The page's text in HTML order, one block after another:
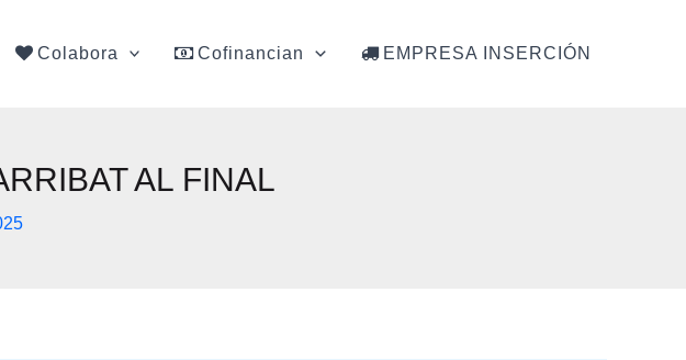
Colabora Cofinancian EMPRESA INSERCIÓN
AL FINAL